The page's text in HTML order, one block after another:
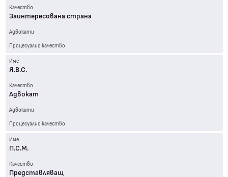
Качество
Заинтересована страна
Адвокати
Процесуално качество
Име
Я.В.С.
Качество
Адвокат
Адвокати
Процесуално качество
Име
П.С.М.
Качество
Представляващ